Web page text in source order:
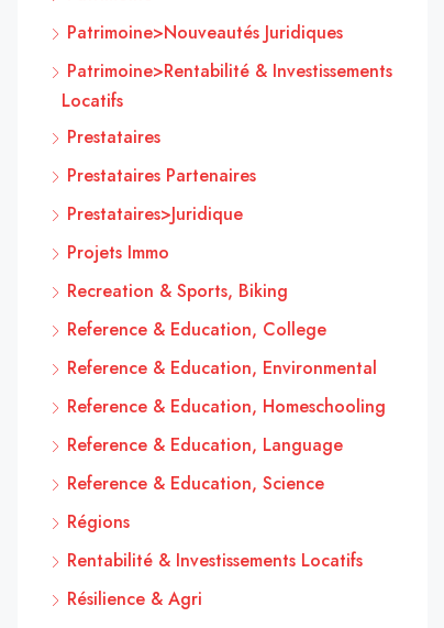
Patrimoine>Nouveautés Juridiques
Patrimoine>Rentabilité & Investissements
Locatifs
Prestataires
Prestataires Partenaires
Prestataires>Juridique
Projets Immo
Recreation & Sports, Biking
Reference & Education, College
Reference & Education, Environmental
Reference & Education, Homeschooling
Reference & Education, Language
Reference & Education, Science
Régions
Rentabilité & Investissements Locatifs
Résilience & Agri